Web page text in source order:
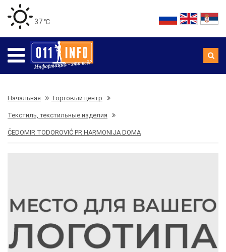
37 ℃
Начальная Торговый центр
Текстиль, текстильные изделия
ČEDOMIR TODOROVIĆ PR HARMONIJA DOMA